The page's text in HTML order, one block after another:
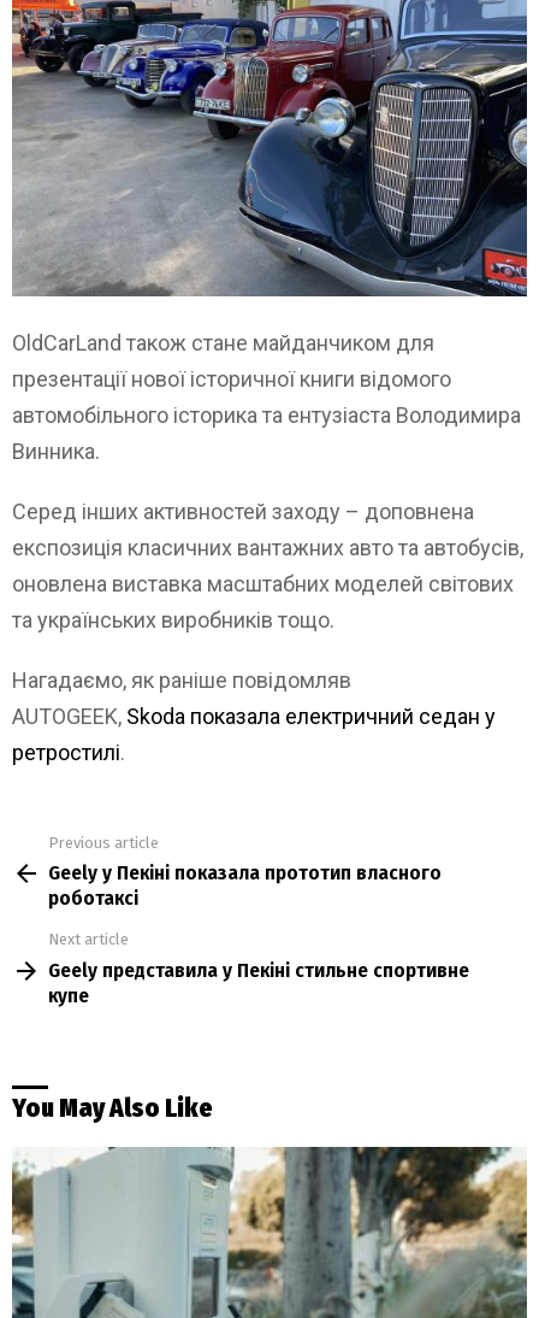
OldCarLand також стане майданчиком для
презентації нової історичної книги відомого
автомобільного історика та ентузіаста Володимира
Винника.
Серед інших активностей заходу – доповнена
експозиція класичних вантажних авто та автобусів,
оновлена виставка масштабних моделей світових
та українських виробників тощо.
Нагадаємо, як раніше повідомляв
AUTOGEEK, Skoda показала електричний седан у
ретростилі.
more
Previous article
Geely у Пекіні показала прототип власного
роботаксі
Next article
Geely представила у Пекіні стильне спортивне
купе
You May Also Like